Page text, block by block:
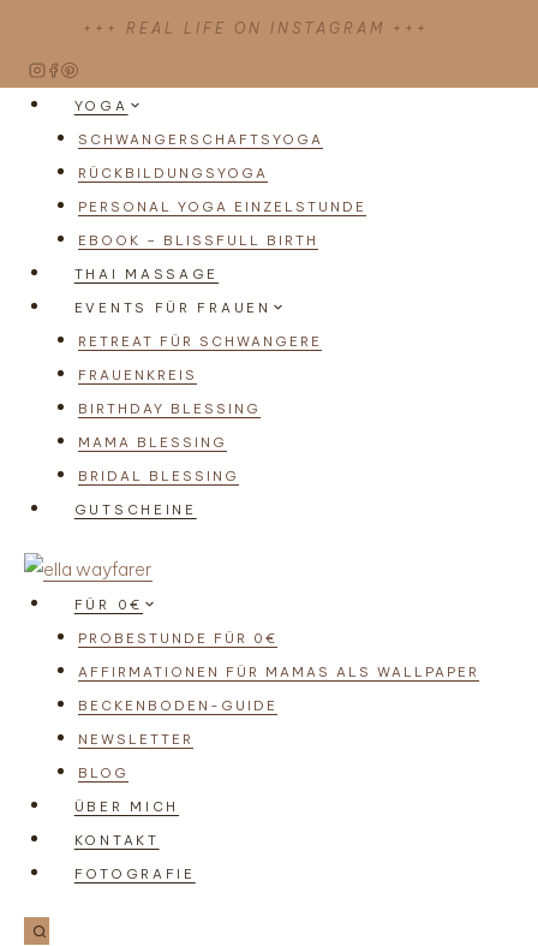
springen
+++ REAL LIFE ON INSTAGRAM +++
YOGA
SCHWANGERSCHAFTSYOGA
RÜCKBILDUNGSYOGA
PERSONAL YOGA EINZELSTUNDE
EBOOK – BLISSFULL BIRTH
THAI MASSAGE
EVENTS FÜR FRAUEN
RETREAT FÜR SCHWANGERE
FRAUENKREIS
BIRTHDAY BLESSING
MAMA BLESSING
BRIDAL BLESSING
GUTSCHEINE
FÜR 0€
PROBESTUNDE FÜR 0€
AFFIRMATIONEN FÜR MAMAS ALS WALLPAPER
BECKENBODEN-GUIDE
NEWSLETTER
BLOG
ÜBER MICH
KONTAKT
FOTOGRAFIE